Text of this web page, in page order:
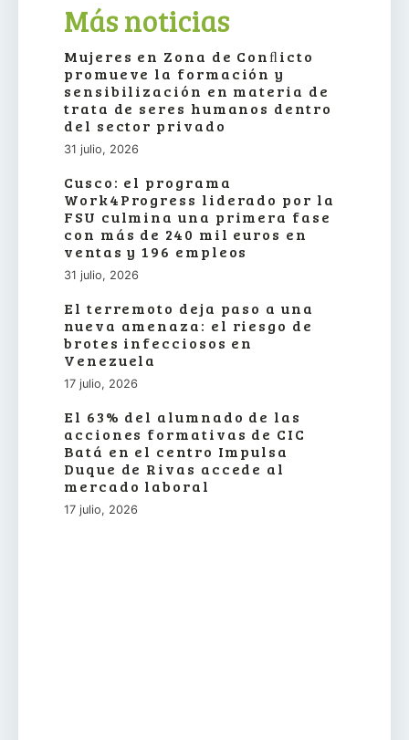
Más noticias
Mujeres en Zona de Conﬂicto
promueve la formación y
sensibilización en materia de
trata de seres humanos dentro
del sector privado
31 julio, 2026
Cusco: el programa
Work4Progress liderado por la
FSU culmina una primera fase
con más de 240 mil euros en
ventas y 196 empleos
31 julio, 2026
El terremoto deja paso a una
nueva amenaza: el riesgo de
brotes infecciosos en
Venezuela
17 julio, 2026
El 63% del alumnado de las
acciones formativas de CIC
Batá en el centro Impulsa
Duque de Rivas accede al
mercado laboral
17 julio, 2026